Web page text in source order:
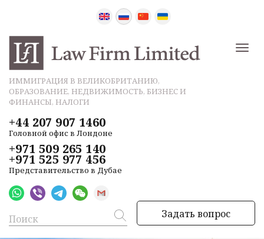
ИММИГРАЦИЯ В ВЕЛИКОБРИТАНИЮ,
ОБРАЗОВАНИЕ, НЕДВИЖИМОСТЬ, БИЗНЕС И
ФИНАНСЫ, НАЛОГИ
+44 207 907 1460
Головной офис в Лондоне
+971 509 265 140
+971 525 977 456
Представительство в Дубае
Задать вопрос